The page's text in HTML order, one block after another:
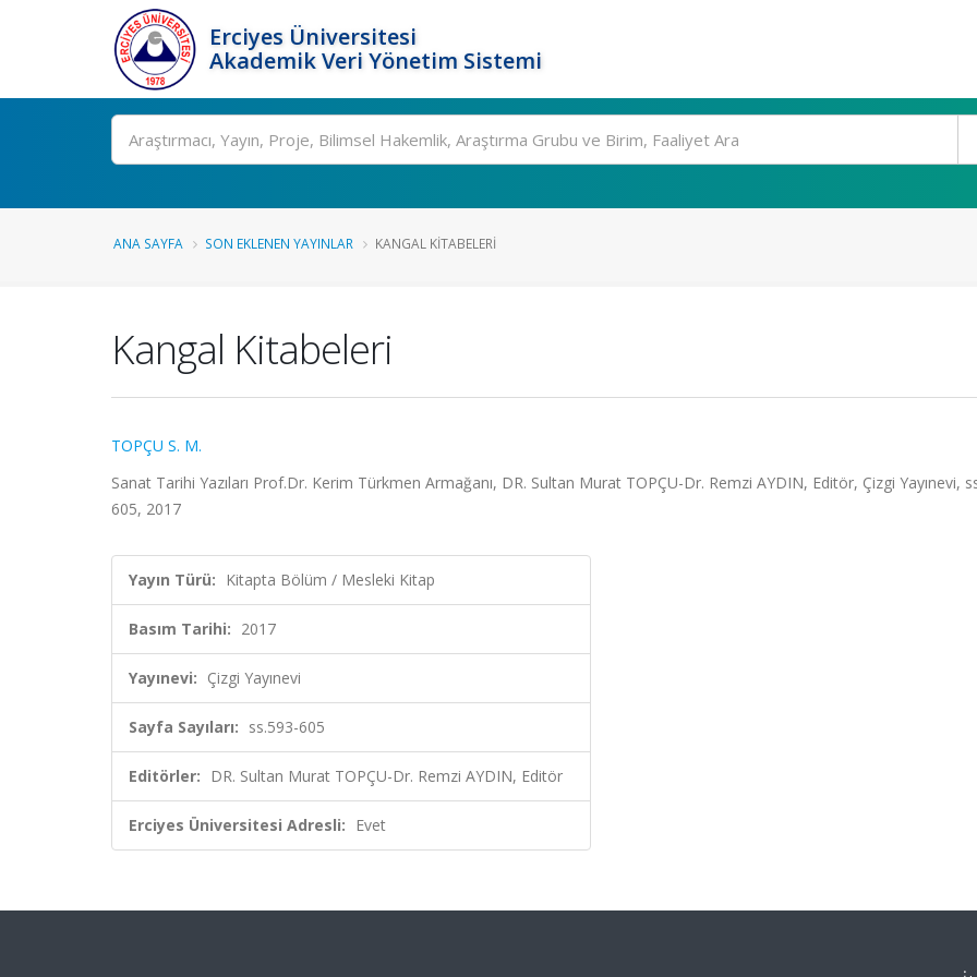
Erciyes Üniversitesi
Akademik Veri Yönetim Sistemi
Ara
ANA SAYFA SON EKLENEN YAYINLAR KANGAL KITABELERI
Kangal Kitabeleri
TOPÇU S. M.
Sanat Tarihi Yazıları Prof.Dr. Kerim Türkmen Armağanı, DR. Sultan Murat TOPÇU-Dr. Remzi AYDIN, Editör, Çizgi Yayınevi,
605, 2017
Yayın Türü: Kitapta Bölüm / Mesleki Kitap
Basım Tarihi: 2017
Yayınevi: Çizgi Yayınevi
Sayfa Sayıları: ss.593-605
Editörler: DR. Sultan Murat TOPÇU-Dr. Remzi AYDIN, Editör
Erciyes Üniversitesi Adresli: Evet